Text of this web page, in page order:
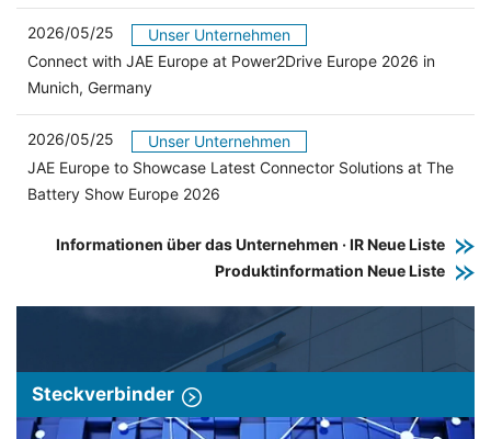
2026/05/25
Unser Unternehmen
Connect with JAE Europe at Power2Drive Europe 2026 in
Munich, Germany
2026/05/25
Unser Unternehmen
JAE Europe to Showcase Latest Connector Solutions at The
Battery Show Europe 2026
Informationen über das Unternehmen · IR Neue Liste
Produktinformation Neue Liste
Steckverbinder